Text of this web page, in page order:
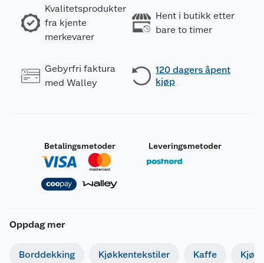
Kvalitetsprodukter
fra kjente
merkevarer
Hent i butikk etter
bare to timer
Gebyrfri faktura
med Walley
120 dagers åpent
kjøp
Betalingsmetoder Leveringsmetoder
Oppdag mer
Borddekking Kjøkkentekstiler Kaffe